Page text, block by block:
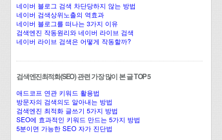
네이버 블로그 검색 차단당하지 않는 방법
네이버 검색상위노출의 역효과
네이버 블로그를 떠나는 3가지 이유
검색엔진 작동원리와 네이버 라이브 검색
네이버 라이브 검색은 어떻게 작동할까?
검색엔진최적화(SEO) 관련 가장 많이 본 글 TOP 5
애드코프 연관 키워드 활용법
방문자의 검색의도 알아내는 방법
검색엔진 최적화 글쓰기 5가지 방법
SEO에 효과적인 키워드 만드는 5가지 방법
5분이면 가능한 SEO 자가 진단법